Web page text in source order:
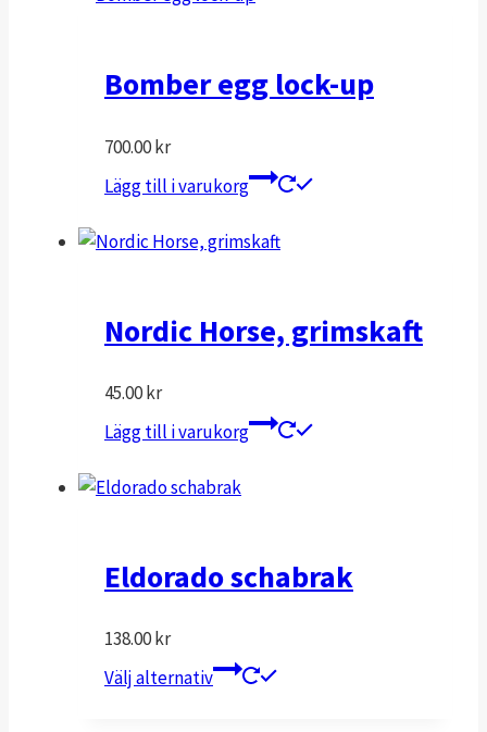
varianter.
De
kan
på
Bomber egg lock-up
700.00kr
Lägg till i varukorg
Nordic Horse, grimskaft
45.00kr
Lägg till i varukorg
Eldorado schabrak
138.00kr
Välj alternativ
Den